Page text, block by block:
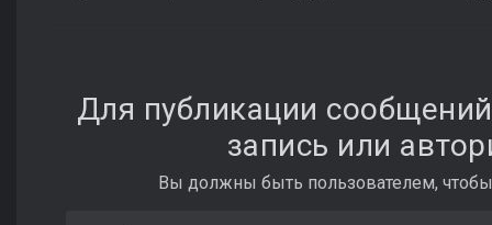
Для публикации
запись или
Вы должны быть пользователем,